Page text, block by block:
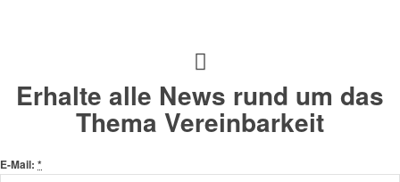
Erhalte alle News rund um das
Thema Vereinbarkeit
E-Mail: *